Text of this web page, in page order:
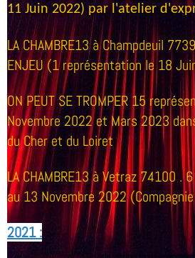
11 Juin 2022) par l'atelier
LA CHAMBRE13à Champdeuil
ENJEU (1 représentation le 18
ON PEUT SE TROMPER15
Novembre 2022 et Mars 2023
du Cher et du Loiret
LA CHAMBRE13à Vetraz 74100 .
au 13 Novembre 2022
2021 :